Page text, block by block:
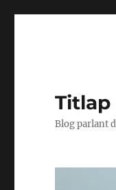
Titlap
Blog parlant